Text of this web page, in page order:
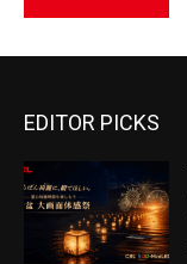
EDITOR PICKS